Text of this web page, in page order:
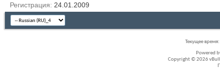
Регистрация
24.01.2009
Текущее время:
Powered
Copyright © 2026